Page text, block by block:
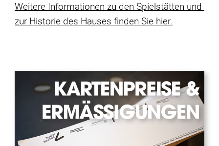
Weitere Informationen zu den Spielstätten und
zur Historie des Hauses finden Sie hier.